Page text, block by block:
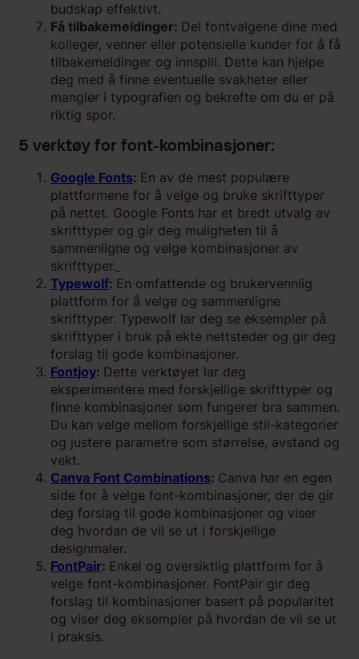
budskap effektivt.
Få tilbakemeldinger: Del fontvalgene dine med
kolleger, venner eller potensielle kunder for å få
tilbakemeldinger og innspill. Dette kan hjelpe
deg med å finne eventuelle svakheter eller
mangler i typografien og bekrefte om du er på
riktig spor.
5 verktøy for font-kombinasjoner:
Google Fonts: En av de mest populære
plattformene for å velge og bruke skrifttyper
på nettet. Google Fonts har et bredt utvalg av
skrifttyper og gir deg muligheten til å
sammenligne og velge kombinasjoner av
skrifttyper.
Typewolf: En omfattende og brukervennlig
plattform for å velge og sammenligne
skrifttyper. Typewolf lar deg se eksempler på
skrifttyper i bruk på ekte nettsteder og gir deg
forslag til gode kombinasjoner.
Fontjoy: Dette verktøyet lar deg
eksperimentere med forskjellige skrifttyper og
finne kombinasjoner som fungerer bra sammen.
Du kan velge mellom forskjellige stil-kategorier
og justere parametre som størrelse, avstand og
vekt.
Canva Font Combinations: Canva har en egen
side for å velge font-kombinasjoner, der de gir
deg forslag til gode kombinasjoner og viser
deg hvordan de vil se ut i forskjellige
designmaler.
FontPair: Enkel og oversiktlig plattform for å
velge font-kombinasjoner. FontPair gir deg
forslag til kombinasjoner basert på popularitet
og viser deg eksempler på hvordan de vil se ut
i praksis.